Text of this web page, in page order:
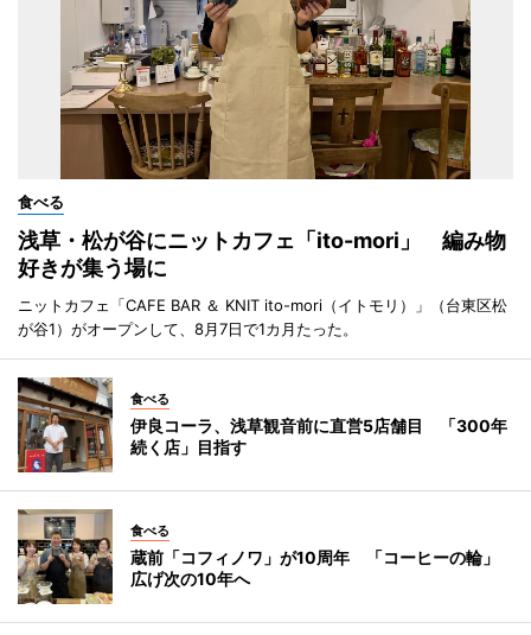
食べる
浅草・松が谷にニットカフェ「ito-mori」 編み物
好きが集う場に
ニットカフェ「CAFE BAR ＆ KNIT ito-mori（イトモリ）」（台東区松
が谷1）がオープンして、8月7日で1カ月たった。
食べる
伊良コーラ、浅草観音前に直営5店舗目 「300年
続く店」目指す
食べる
蔵前「コフィノワ」が10周年 「コーヒーの輪」
広げ次の10年へ